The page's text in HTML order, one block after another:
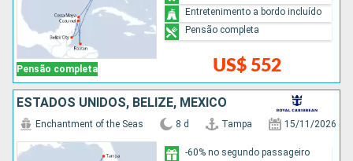
Pensão completa US$ 552
Entretenimento a bordo incluído
Pensão completa
ESTADOS UNIDOS, BELIZE, MÉXICO
Enchantment of the Seas 8 d Tampa 15/11/2026
-60% no segundo passageiro